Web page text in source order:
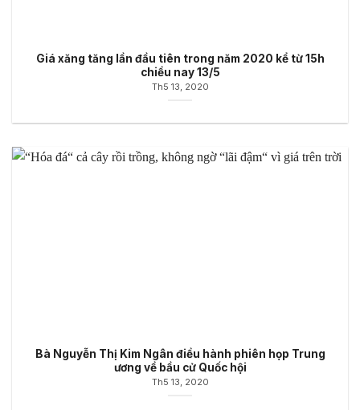
Giá xăng tăng lần đầu tiên trong năm 2020 kể từ 15h
chiều nay 13/5
Th5 13, 2020
Bà Nguyễn Thị Kim Ngân điều hành phiên họp Trung
ương về bầu cử Quốc hội
Th5 13, 2020